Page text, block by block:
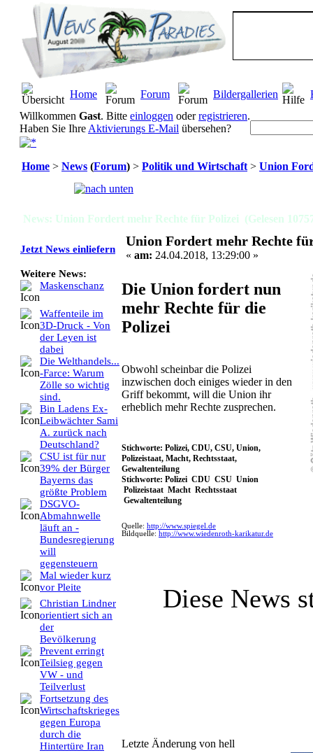
Home Forum Bildergallerien
Willkommen Gast. Bitte einloggen oderregistrieren.
Haben Sie Ihre Aktivierungs E-Mail übersehen?
Home > News (Forum) > Politik und Wirtschaft > Union
News: Union Fordert mehr Rechte für Polizei (Gelesen
Jetzt News einliefern
Weitere News:
Maskenschanz
Waffenteile im
3D-Druck - Von
der Leyen ist
dabei
Die Welthandels...
-Farce: Warum
Zölle so wichtig
sind.
Bin Ladens Ex-
Leibwächter Sami
A. zurück nach
Deutschland?
CSU ist für nur
39% der Bürger
Bayerns das
größte Problem
DSGVO-
Abmahnwelle
läuft an -
Bundesregierung
will
gegensteuern
Mal wieder kurz
vor Pleite
Christian Lindner
orientiert sich an
der
Bevölkerung
Prevent erringt
Teilsieg gegen
VW - und
Teilverlust
Fortsetzung des
Wirtschaftskrieges
gegen Europa
durch die
Hintertüre Iran
Union Fordert mehr Rechte
« am: 24.04.2018, 13:29:00 »
Die Union fordert nun
mehr Rechte für die
Polizei
Obwohl scheinbar die Polizei
inzwischen doch einiges wieder in den
Griff bekommt, will die Union ihr
erheblich mehr Rechte zusprechen.
Stichworte: Polizei, CDU, CSU, Union,
Polizeistaat, Macht, Rechtsstaat,
Gewaltenteilung
Stichworte: Polizei CDU CSU Union
Polizeistaat Macht Rechtsstaat
Gewaltenteilung
Quelle: http://www.spiegel.de
Bildquelle: http://www.wiedenroth-karikatur.de
Diese News
Letzte Änderung von hell